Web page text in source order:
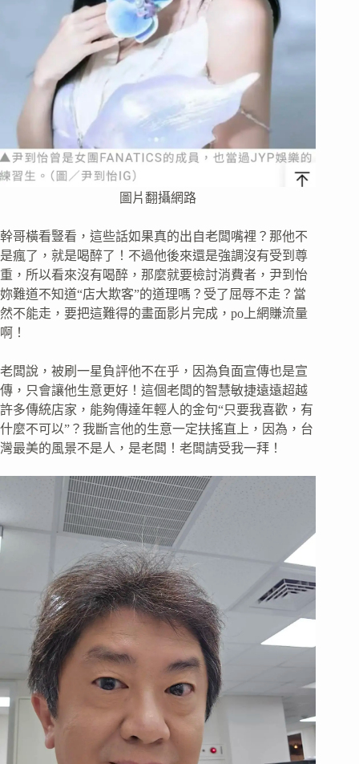
圖片翻攝網路
幹哥橫看豎看，這些話如果真的出自老闆嘴裡？那他不
是瘋了，就是喝醉了！不過他後來還是強調沒有受到尊
重，所以看來沒有喝醉，那麼就要檢討消費者，尹到怡
妳難道不知道“店大欺客”的道理嗎？受了屈辱不走？當
然不能走，要把這難得的畫面影片完成，po上網賺流量
啊！
老闆說，被刷一星負評他不在乎，因為負面宣傳也是宣
傳，只會讓他生意更好！這個老闆的智慧敏捷遠遠超越
許多傳統店家，能夠傳達年輕人的金句“只要我喜歡，有
什麼不可以”？我斷言他的生意一定扶搖直上，因為，台
灣最美的風景不是人，是老闆！老闆請受我一拜！